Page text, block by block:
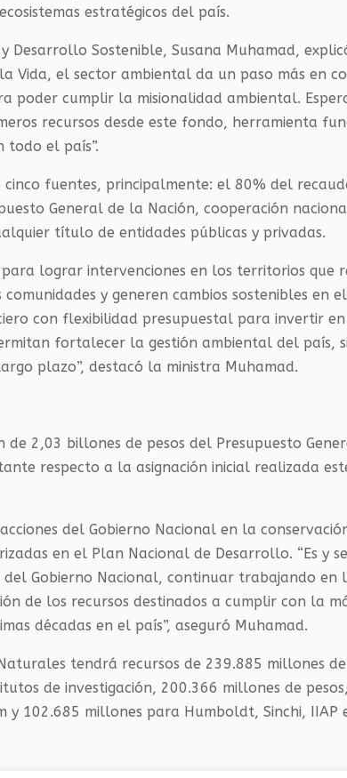
estratégicos del país.
Desarrollo Sostenible, Susana Muhamad,
Vida, el sector ambiental da un paso más en
poder cumplir la misionalidad ambiental.
recursos desde este fondo, herramienta
todo el país”.
cinco fuentes, principalmente: el 80% del
General de la Nación, cooperación
título de entidades públicas y privadas.
para lograr intervenciones en los territorios que
y generen cambios sostenibles en
con flexibilidad presupuestal para invertir en
fortalecer la gestión ambiental del país,
plazo”, destacó la ministra Muhamad.
de 2,03 billones de pesos del Presupuesto
respecto a la asignación inicial realizada
del Gobierno Nacional en la
en el Plan Nacional de Desarrollo. “Es y
Gobierno Nacional, continuar trabajando en
de los recursos destinados a cumplir con la
décadas en el país”, aseguró Muhamad.
tendrá recursos de 239.885 millones de
de investigación, 200.366 millones de
y 102.685 millones para Humboldt,Sinchi, IIAP